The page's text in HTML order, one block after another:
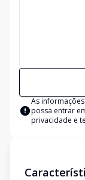
As
possa entrar
privacidade e